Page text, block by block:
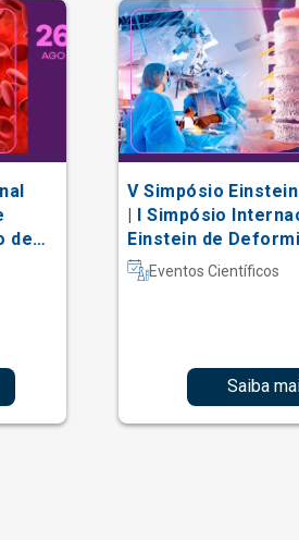
de
V Simpósio
| I Simpósio
Einstein de
Coluna e Técnicas
Eventos Científicos
Saiba